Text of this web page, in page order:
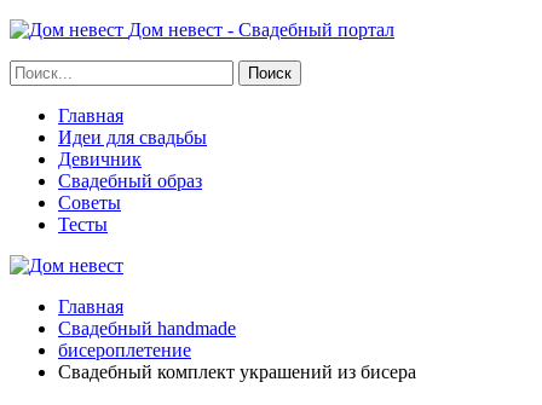
Дом невест - Свадебный портал
Главная
Идеи для свадьбы
Девичник
Свадебный образ
Советы
Тесты
Главная
Свадебный handmade
бисероплетение
Свадебный комплект украшений из бисера